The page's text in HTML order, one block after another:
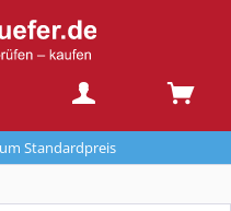
Standardpreis